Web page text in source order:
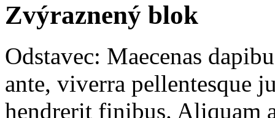
Zvýraznený blok
Odstavec: Maecenas
ante, viverra pellentesque
hendrerit finibus. Aliquam